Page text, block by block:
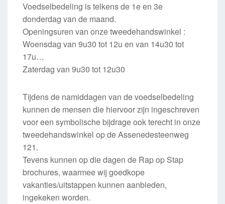
Voedselbedeling is telkens de 1e en 3e
donderdag van de maand.
Openingsuren van onze tweedehandswinkel :
Woensdag van 9u30 tot 12u en van 14u30 tot
17u…
Zaterdag van 9u30 tot 12u30
Tijdens de namiddagen van de voedselbedeling
kunnen de mensen die hiervoor zijn ingeschreven
voor een symbolische bijdrage ook terecht in onze
tweedehandswinkel op de Assenedesteenweg
121.
Tevens kunnen op die dagen de Rap op Stap
brochures, waarmee wij goedkope
vakanties/uitstappen kunnen aanbieden,
ingekeken worden.